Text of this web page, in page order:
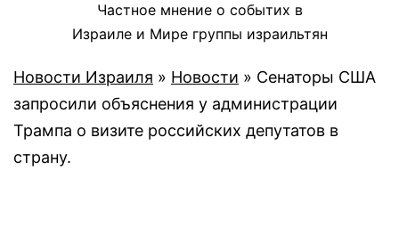
Частное мнение о событих в
Израиле и Мире группы израильтян
Новости Израиля » Новости » Сенаторы США
запросили объяснения у администрации
Трампа о визите российских депутатов в
страну.